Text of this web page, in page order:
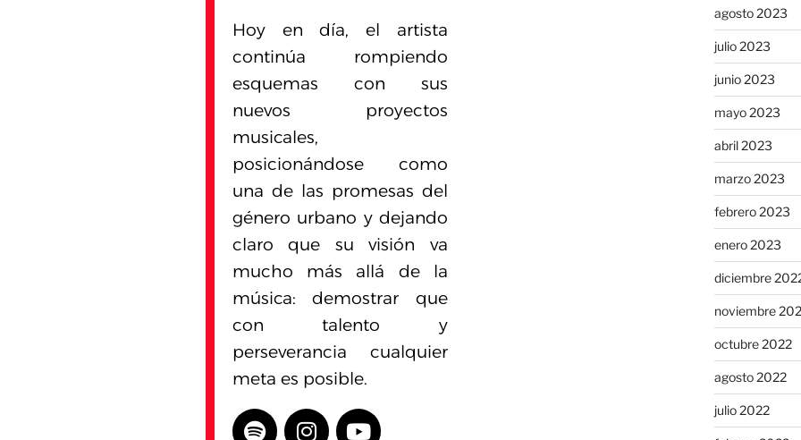
Hoy en día, el artista
continúa rompiendo
esquemas con sus
nuevos proyectos
musicales,
posicionándose como
una de las promesas del
género urbano y dejando
claro que su visión va
mucho más allá de la
música: demostrar que
con talento y
perseverancia cualquier
meta es posible.
agosto 2023
julio 2023
junio 2023
mayo 2023
abril 2023
marzo 2023
febrero 2023
enero 2023
diciembre
noviembre
octubre 2022
agosto 2022
julio 2022